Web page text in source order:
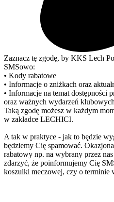
Zaznacz tę zgodę, by KKS Lech
SMSowo:
• Kody rabatowe
• Informacje o zniżkach oraz
• Informacje na temat dostępności
oraz ważnych wydarzeń klubowych
Taką zgodę możesz w każdym
w zakładce LECHICI.
A tak w praktyce - jak to będzie
będziemy Cię spamować.
rabatowy np. na wybrany przez
zdarzyć, że poinformujemy Cię
koszulki meczowej, czy o terminie